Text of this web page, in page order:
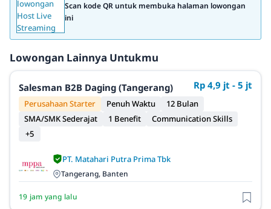
Scan kode QR untuk membuka halaman lowongan
ini
Lowongan Lainnya Untukmu
Salesman B2B Daging (Tangerang) Rp 4,9 jt - 5 jt
Perusahaan Starter Penuh Waktu
12 Bulan
SMA/SMK Sederajat
1 Benefit
Communication Skills
+5
PT. Matahari Putra Prima Tbk
Tangerang, Banten
19 jam yang lalu